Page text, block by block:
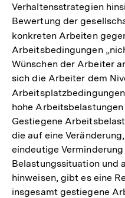
Verhaltensstrategien
Bewertung der
konkreten Arbeiten
Arbeitsbedingungen
Wünschen der Arbeiter
sich die Arbeiter dem
hohe Arbeitsbelastungen
Gestiegene
die auf eine
eindeutige
Belastungssituation und
hinweisen, gibt es eine
insgesamt gestiegene